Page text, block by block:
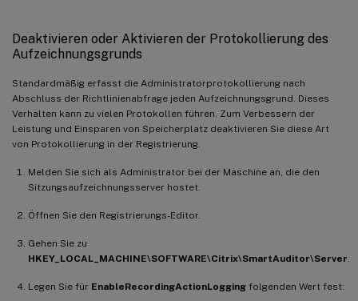
Deaktivieren oder Aktivieren der Protokollierung des
Aufzeichnungsgrunds
Standardmäßig erfasst die Administratorprotokollierung nach
Abschluss der Richtlinienabfrage jeden Aufzeichnungsgrund. Dieses
Verhalten kann zu vielen Protokollen führen. Zum Verbessern der
Leistung und Einsparen von Speicherplatz deaktivieren Sie diese Art
von Protokollierung in der Registrierung.
Melden Sie sich als Administrator bei der Maschine an, die den
Sitzungsaufzeichnungsserver hostet.
Öffnen Sie den Registrierungs-Editor.
Gehen Sie zu
HKEY_LOCAL_MACHINE\SOFTWARE\Citrix\SmartAuditor\Server.
Legen Sie für EnableRecordingActionLogging folgenden Wert fest: